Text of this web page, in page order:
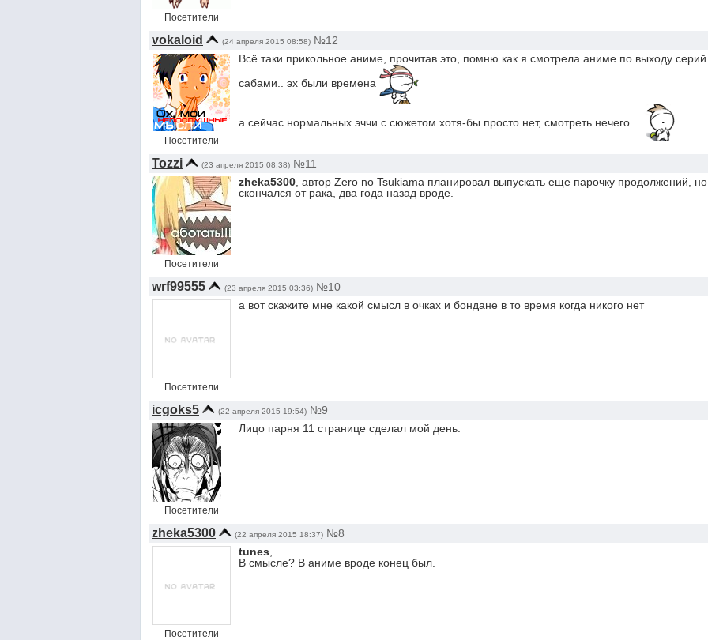
Посетители
vokaloid (24 апреля 2015 08:58) №12
Посетители
Всё таки прикольное аниме, прочитав это, помню как я смотрела аниме по выходу серий
сабами.. эх были времена
а сейчас нормальных эччи с сюжетом хотя-бы просто нет, смотреть нечего.
Tozzi (23 апреля 2015 08:38) №11
Посетители
zheka5300 , автор Zero no Tsukiama планировал выпускать еще парочку продолжений, но
скончался от рака, два года назад вроде.
wrf99555 (23 апреля 2015 03:36) №10
Посетители
а вот скажите мне какой смысл в очках и бондане в то время когда никого нет
icgoks5 (22 апреля 2015 19:54) №9
Посетители
Лицо парня 11 странице сделал мой день.
zheka5300 (22 апреля 2015 18:37) №8
Посетители
tunes
В смысле? В аниме вроде конец был.